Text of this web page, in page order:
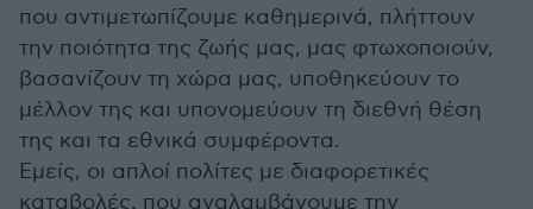
που αντιμετωπίζουμε καθημερινά, πλήττουν
την ποιότητα της ζωής μας, μας φτωχοποιούν,
βασανίζουν τη χώρα μας, υποθηκεύουν το
μέλλον της και υπονομεύουν τη διεθνή θέση
της και τα εθνικά συμφέροντα.
Eμείς, οι απλοί πολίτες με διαφορετικές
καταβολές, που αναλαμβάνουμε την